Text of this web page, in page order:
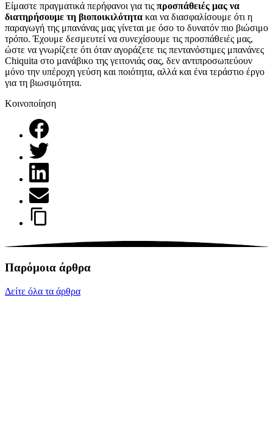
Είμαστε πραγματικά περήφανοι για τις προσπάθειές μας να
διατηρήσουμε τη βιοποικιλότητα και να διασφαλίσουμε ότι η
παραγωγή της μπανάνας μας γίνεται με όσο το δυνατόν πιο βιώσιμο
τρόπο. Έχουμε δεσμευτεί να συνεχίσουμε τις προσπάθειές μας,
ώστε να γνωρίζετε ότι όταν αγοράζετε τις πεντανόστιμες μπανάνες
Chiquita στο μανάβικο της γειτονιάς σας, δεν αντιπροσωπεύουν
μόνο την υπέροχη γεύση και ποιότητα, αλλά και ένα τεράστιο έργο
για τη βιωσιμότητα.
Κοινοποίηση
Παρόμοια άρθρα
Δείτε όλα τα άρθρα